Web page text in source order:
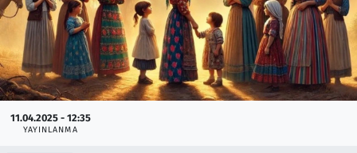
11.04.2025 - 12:35
YAYINLANMA